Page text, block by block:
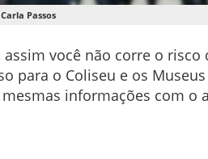
Passos
você não corre o risco
para o Coliseu e os
informações com o